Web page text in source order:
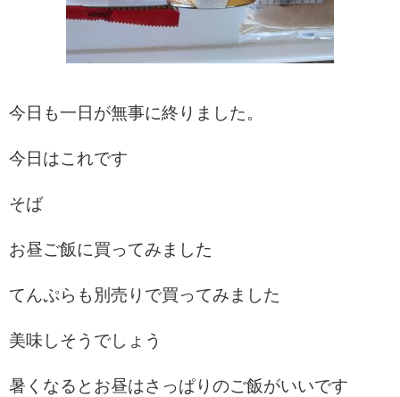
今日も一日が無事に終りました。
今日はこれです
そば
お昼ご飯に買ってみました
てんぷらも別売りで買ってみました
美味しそうでしょう
暑くなるとお昼はさっぱりのご飯がいいです